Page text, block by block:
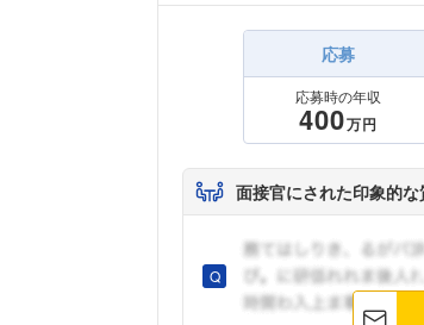
応募
応募時の年収
400万円
面接官にされた印象的